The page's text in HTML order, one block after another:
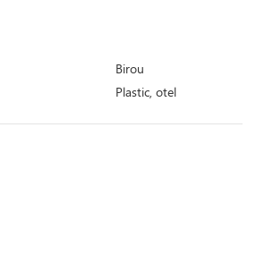
Birou
Plastic, otel